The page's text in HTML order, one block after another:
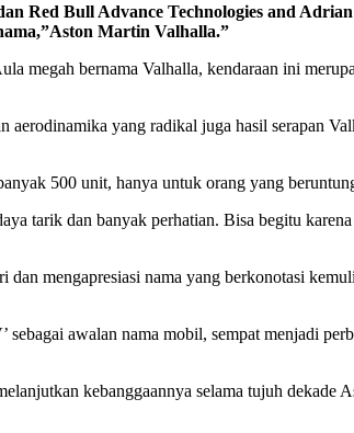
Red Bull Advance Technologies and
Martin Valhalla.”
megah bernama Valhalla, kendaraan ini
yang radikal juga hasil serapan
500 unit, hanya untuk orang yang
tarik dan banyak perhatian. Bisa begitu
mengapresiasi nama yang berkonotasi
awalan nama mobil, sempat menjadi
kebanggaannya selama tujuh